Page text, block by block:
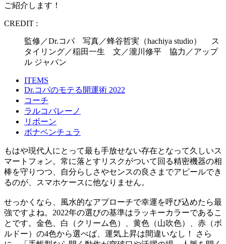
ご紹介します！
CREDIT :
監修／Dr.コパ 写真／蜂谷哲実（hachiya studio） ス
タイリング／稲田一生 文／瀧川修平 協力／アップ
ル ジャパン
ITEMS
Dr.コパのモテる開運術 2022
コーチ
ラルコバレーノ
リボーン
ボナベンチュラ
もはや現代人にとって最も手放せない存在となって久しいス
マートフォン。常に落とすリスクがついて回る精密機器の相
棒を守りつつ、自分らしさやセンスの良さまでアピールでき
るのが、スマホケースに他なりません。
せっかくなら、風水的なアプローチで幸運を呼び込めたら最
強ですよね。2022年の選びの基準はラッキーカラーであるこ
とです。金色、白（クリーム色）、黄色（山吹色）、赤（ボ
ルドー）の4色から選べば、運気上昇は間違いなし！ さら